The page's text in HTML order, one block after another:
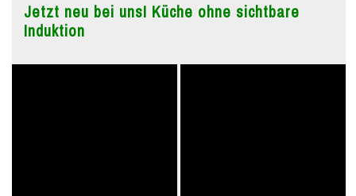
Jetzt neu bei uns! Küche ohne sichtbare
Induktion